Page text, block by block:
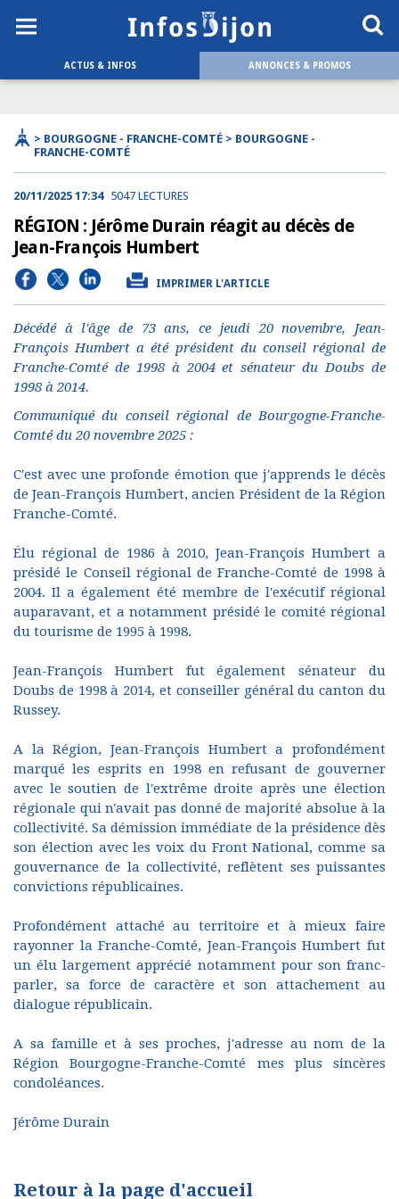
ACTUS & INFOS ANNONCES & PROMOS
> BOURGOGNE - FRANCHE-COMTÉ > BOURGOGNE -
FRANCHE-COMTÉ
20/11/2025 17:34 5047 LECTURES
RÉGION : Jérôme Durain réagit au décès de
Jean-François Humbert
IMPRIMER L'ARTICLE
Décédé à l'âge de 73 ans, ce jeudi 20 novembre, Jean-
François Humbert a été président du conseil régional de
Franche-Comté de 1998 à 2004 et sénateur du Doubs de
1998 à 2014.
Communiqué du conseil régional de Bourgogne-Franche-
Comté du 20 novembre 2025 :
C'est avec une profonde émotion que j'apprends le décès
de Jean-François Humbert, ancien Président de la Région
Franche-Comté.
Élu régional de 1986 à 2010, Jean-François Humbert a
présidé le Conseil régional de Franche-Comté de 1998 à
2004. Il a également été membre de l'exécutif régional
auparavant, et a notamment présidé le comité régional
du tourisme de 1995 à 1998.
Jean-François Humbert fut également sénateur du
Doubs de 1998 à 2014, et conseiller général du canton du
Russey.
A la Région, Jean-François Humbert a profondément
marqué les esprits en 1998 en refusant de gouverner
avec le soutien de l'extrême droite après une élection
régionale qui n'avait pas donné de majorité absolue à la
collectivité. Sa démission immédiate de la présidence dès
son élection avec les voix du Front National, comme sa
gouvernance de la collectivité, reflètent ses puissantes
convictions républicaines.
Profondément attaché au territoire et à mieux faire
rayonner la Franche-Comté, Jean-François Humbert fut
un élu largement apprécié notamment pour son franc-
parler, sa force de caractère et son attachement au
dialogue républicain.
A sa famille et à ses proches, j'adresse au nom de la
Région Bourgogne-Franche-Comté mes plus sincères
condoléances.
Jérôme Durain
Retour à la page d'accueil